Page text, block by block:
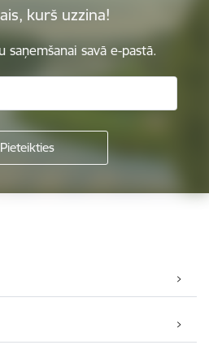
kurš uzzina!
saņemšanai savā e-pastā.